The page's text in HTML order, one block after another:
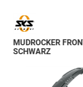
MUDROCKER
SCHWARZ